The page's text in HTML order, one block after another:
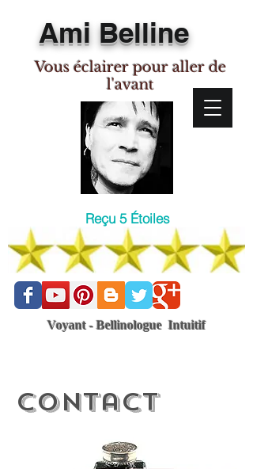
Ami Belline
Vous éclairer pour aller de
l'avant
Reçu 5 Étoiles
Voyant - Bellinologue Intuitif
Contact